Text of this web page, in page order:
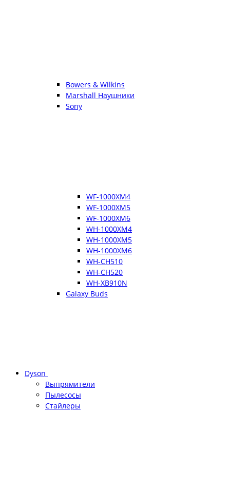
Bowers & Wilkins
Marshall Наушники
Sony
WF-1000XM4
WF-1000XM5
WF-1000XM6
WH-1000XM4
WH-1000XM5
WH-1000XM6
WH-CH510
WH-CH520
WH-XB910N
Galaxy Buds
Dyson
Выпрямители
Пылесосы
Стайлеры